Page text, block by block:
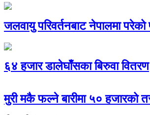
जलवायु परिवर्तनबाट नेपालमा परेको
६४ हजार डालेघाँसका बिरुवा वितरण
मुरी मकै फल्ने बारीमा ५० हजारको